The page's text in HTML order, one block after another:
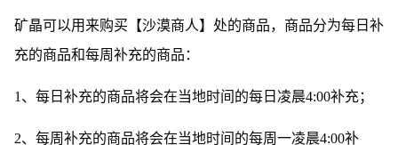
矿晶可以用来购买【沙漠商人】处的商品，商品分为每日补
充的商品和每周补充的商品：
1、每日补充的商品将会在当地时间的每日凌晨4:00补充；
2、每周补充的商品将会在当地时间的每周一凌晨4:00补